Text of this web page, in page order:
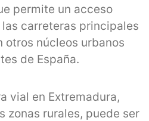
permite un acceso
carreteras principales
otros núcleos urbanos
de España.
vial en Extremadura,
zonas rurales, puede ser